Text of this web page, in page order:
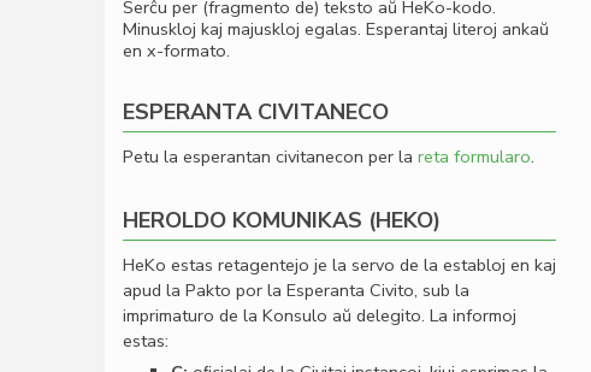
Serĉu per (fragmento de) teksto aŭ HeKo-kodo.
Minuskloj kaj majuskloj egalas. Esperantaj literoj ankaŭ
en x-formato.
ESPERANTA CIVITANECO
Petu la esperantan civitanecon per la reta formularo.
HEROLDO KOMUNIKAS (HEKO)
HeKo estas retagentejo je la servo de la establoj en kaj
apud la Pakto por la Esperanta Civito, sub la
imprimaturo de la Konsulo aŭ delegito. La informoj
estas: